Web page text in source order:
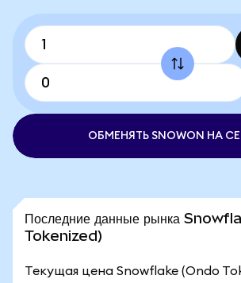
ОБМЕНЯТЬ SNOWON НА
Последние данные рынка
Tokenized)
Текущая цена Snowflake (Ondo